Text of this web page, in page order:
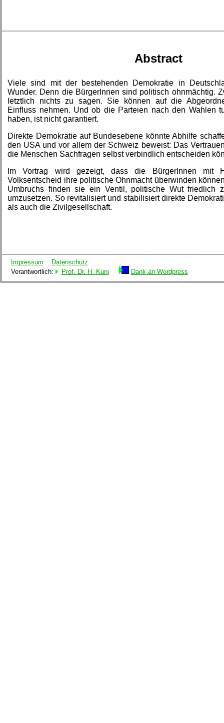
Abstract
Viele sind mit der bestehenden Demokratie in
Wunder. Denn die BürgerInnen sind politisch ohnmächtig.
letztlich nichts zu sagen. Sie können auf die
Einfluss nehmen. Und ob die Parteien nach den Wahlen
haben, ist nicht garantiert.
Direkte Demokratie auf Bundesebene könnte Abhilfe
den USA und vor allem der Schweiz beweist: Das
die Menschen Sachfragen selbst verbindlich entscheiden
Im Vortrag wird gezeigt, dass die BürgerInnen mit
Volksentscheid ihre politische Ohnmacht überwinden
Umbruchs finden sie ein Ventil, politische Wut friedlich
umzusetzen. So revitalisiert und stabilisiert direkte
als auch die Zivilgesellschaft.
Impressum
Datenschutz
Verantwortlich:
Prof. Dr. H. Kuni Dank an Wordpress